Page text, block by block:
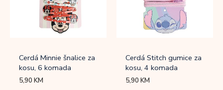
Cerdá Minnie šnalice za
kosu, 6 komada
5,90KM
Cerdá Stitch gumice za
kosu, 4 komada
5,90KM